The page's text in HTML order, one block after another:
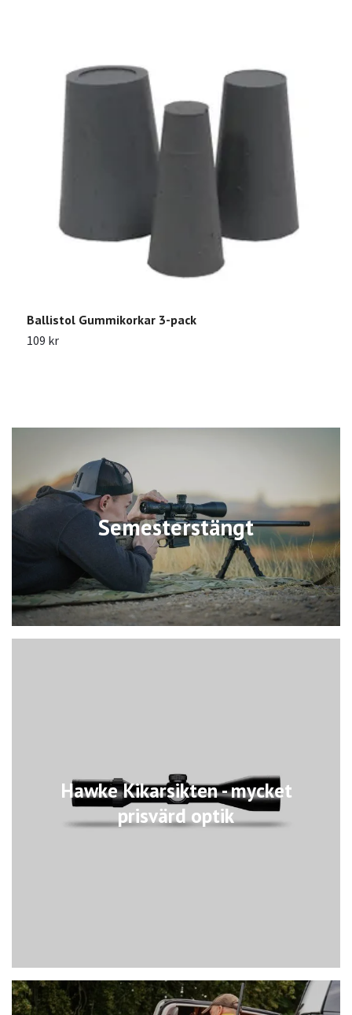
Semesterstängt
Hawke Kikarsikten - mycket
prisvärd optik
Ballistol Gummikorkar 3-pack
109 kr